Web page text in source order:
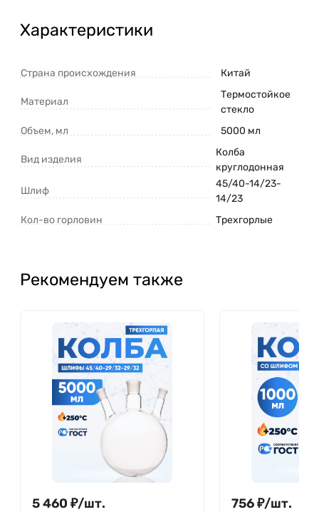
Характеристики
Страна происхождения Китай
Материал
Термостойкое
стекло
Объем, мл
5000 мл
Вид изделия
Колба
круглодонная
Шлиф
45/40-14/23-
14/23
Кол-во горловин
Трехгорлые
Рекомендуем также
5 460 ₽/шт. 756₽/шт.